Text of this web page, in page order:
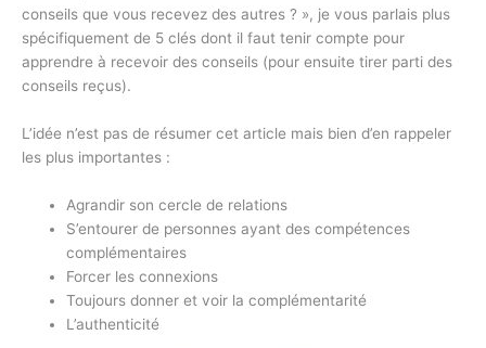
conseils que vous recevez des autres ? », je vous parlais plus
spécifiquement de 5 clés dont il faut tenir compte pour
apprendre à recevoir des conseils (pour ensuite tirer parti des
conseils reçus).
L’idée n’est pas de résumer cet article mais bien d’en rappeler
les plus importantes :
Agrandir son cercle de relations
S’entourer de personnes ayant des compétences
complémentaires
Forcer les connexions
Toujours donner et voir la complémentarité
L’authenticité